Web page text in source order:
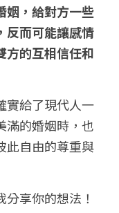
姻，給對方一些
反而可能讓感情
方的互相信任和
實給了現代人一
滿的婚姻時，也
此自由的尊重與
享你的想法！